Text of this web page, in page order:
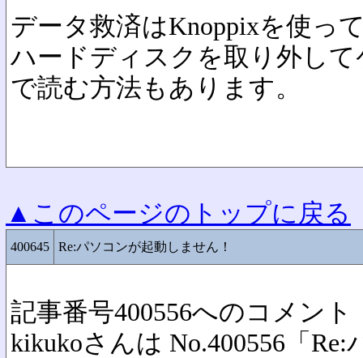
データ救済はKnoppixを使っ
ハードディスクを取り外し
で読む方法もあります。
▲このページのトップに戻る
400645 Re:パソコンが起動しません！
記事番号400556へのコメント
kikukoさんは No.400556「